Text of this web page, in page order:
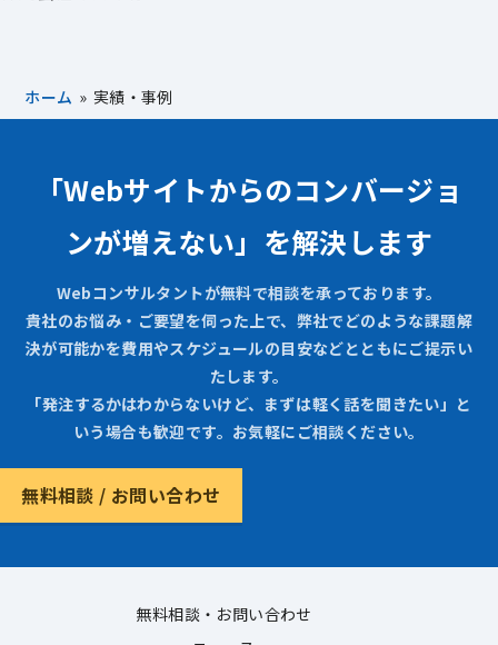
ホーム » 実績・事例
「Webサイトからのコンバージョ
ンが増えない」を解決します
Webコンサルタントが無料で相談を承っております。
貴社のお悩み・ご要望を伺った上で、弊社でどのような課題解
決が可能かを費用やスケジュールの目安などとともにご提示い
たします。
「発注するかはわからないけど、まずは軽く話を聞きたい」と
いう場合も歓迎です。お気軽にご相談ください。
無料相談 / お問い合わせ
無料相談・お問い合わせ